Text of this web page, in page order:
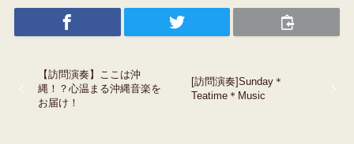
【訪問演奏】ここは沖
縄！？心温まる沖縄音楽を
お届け！
[訪問演奏]Sunday＊
Teatime＊Music